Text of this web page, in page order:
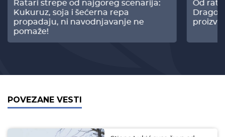
Ratari strepe od najgoreg scenarija:
Kukuruz, soja i šećerna repa
propadaju, ni navodnjavanje ne
pomaže!
Od
POVEZANE VESTI